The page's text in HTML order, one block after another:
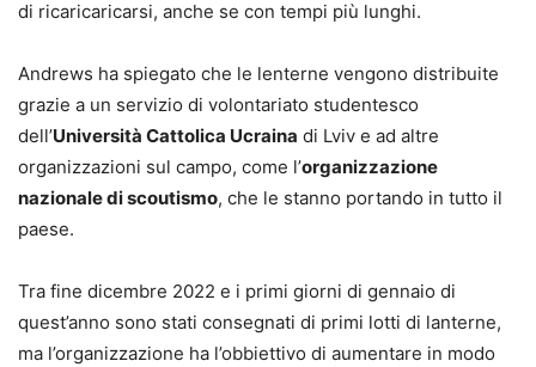
di ricaricaricarsi, anche se con tempi più lunghi.
Andrews ha spiegato che le lenterne vengono distribuite
grazie a un servizio di volontariato studentesco
dell’Università Cattolica Ucraina di Lviv e ad altre
organizzazioni sul campo, come l’organizzazione
nazionale di scoutismo, che le stanno portando in tutto il
paese.
Tra fine dicembre 2022 e i primi giorni di gennaio di
quest’anno sono stati consegnati di primi lotti di lanterne,
ma l’organizzazione ha l’obbiettivo di aumentare in modo